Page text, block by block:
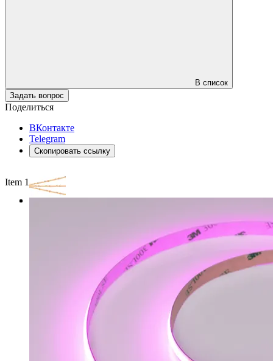
В список
Задать вопрос
Поделиться
ВКонтакте
Telegram
Скопировать ссылку
Item 1 of 3